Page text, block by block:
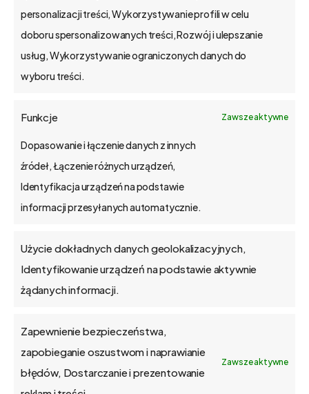
personalizacji treści, Wykorzystywanie profili w celu
doboru spersonalizowanych treści, Rozwój i ulepszanie
usług, Wykorzystywanie ograniczonych danych do
wyboru treści.
Funkcje Zawsze aktywne
Dopasowanie i łączenie danych z innych
źródeł, Łączenie różnych urządzeń,
Identyfikacja urządzeń na podstawie
informacji przesyłanych automatycznie.
Użycie dokładnych danych geolokalizacyjnych,
Identyfikowanie urządzeń na podstawie aktywnie
żądanych informacji.
Zapewnienie bezpieczeństwa,
zapobieganie oszustwom i naprawianie
błędów, Dostarczanie i prezentowanie
Zawsze aktywne
ul. Słowackiego 35/5, 60-824 Poznań
NIP: PL7811824750
KRS 0000310718
Prototypeofaworking
applicationin3businessdays
About us
Contact us